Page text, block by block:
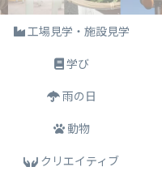
工場見学・施設見学
学び
雨の日
動物
クリエイティブ